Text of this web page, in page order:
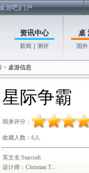
游吧)门户
资讯中心
新闻 测评
桌
国外
> 桌游信息
星际争霸
我来评分：
收藏人数： 6人
英文名:Starcraft
设计师：Christian T....